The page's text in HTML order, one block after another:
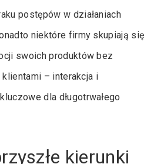
postępów w działaniach
niektóre firmy skupiają się
swoich produktów bez
– interakcja i
dla długotrwałego
kierunki